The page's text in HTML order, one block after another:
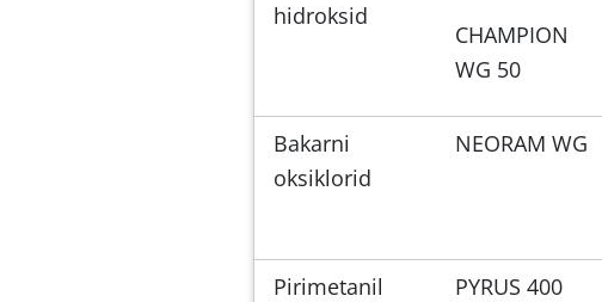
hidroksid
CHAMPION
WG 50
Bakarni
oksiklorid
NEORAM WG
Pirimetanil
PYRUS 400